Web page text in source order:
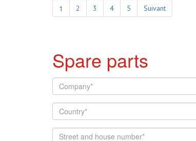
1 2 3 4 5 Suivant
Spare parts